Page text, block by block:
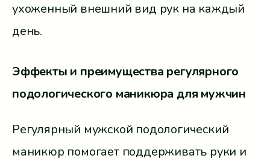
ухоженный внешний вид рук на каждый
день.
Эффекты и преимущества регулярного
подологического маникюра для мужчин
Регулярный мужской подологический
маникюр помогает поддерживать руки и